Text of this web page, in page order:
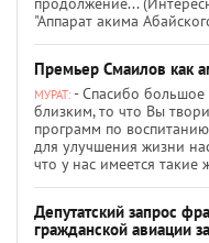
"Аппарат акима
Премьер Смаилов как
МУРАТ: - Спасибо
близким, то что Вы
программ по
для улучшения жизни
что у нас имеется такие
Депутатский запрос
гражданской авиации